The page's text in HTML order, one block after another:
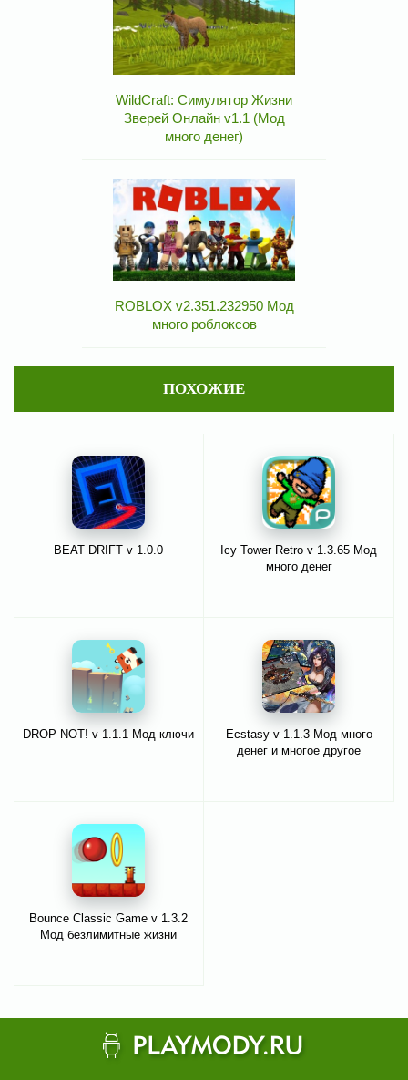
WildCraft: Симулятор Жизни
Зверей Онлайн v1.1 (Мод
много денег)
ROBLOX v2.351.232950 Мод
много роблоксов
ПОХОЖИЕ
BEAT DRIFT v 1.0.0
Icy Tower Retro v 1.3.65 Мод
много денег
DROP NOT! v 1.1.1 Мод ключи
Ecstasy v 1.1.3 Мод много
денег и многое другое
Bounce Classic Game v 1.3.2
Мод безлимитные жизни